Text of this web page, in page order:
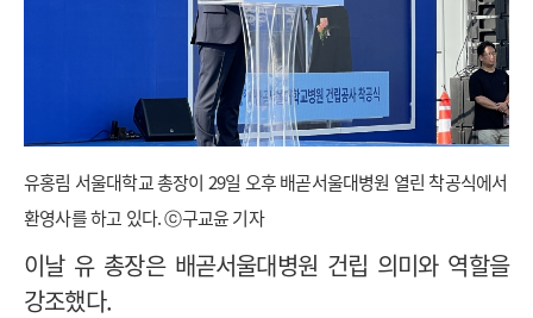
유홍림 서울대학교 총장이 29일 오후 배곧서울대병원 열린 착공식에서
환영사를 하고 있다. ⓒ구교윤 기자
이날 유 총장은 배곧서울대병원 건립 의미와 역할을
강조했다.